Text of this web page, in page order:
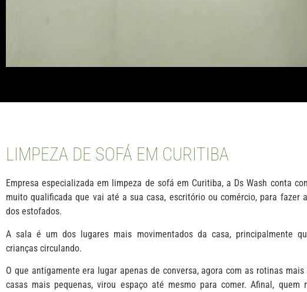
LIMPEZA DE SOFÁ EM CURITIBA
Empresa especializada em limpeza de sofá em Curitiba, a Ds Wash conta
muito qualificada que vai até a sua casa, escritório ou comércio, para fazer
dos estofados.
A sala é um dos lugares mais movimentados da casa, principalmente
crianças circulando.
O que antigamente era lugar apenas de conversa, agora com as rotinas
casas mais pequenas, virou espaço até mesmo para comer. Afinal, quem